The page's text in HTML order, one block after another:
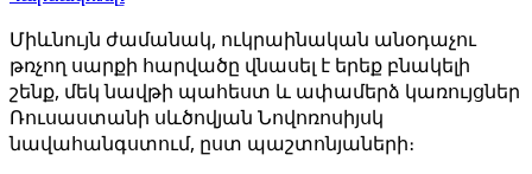
Միևնույն ժամանակ, ուկրաինական անօդաչու
թռչող սարքի հարվածը վնասել է երեք բնակելի
շենք, մեկ նավթի պահեստ և ափամերձ կառույցներ
Ռուսաստանի սևծովյան Նովոռոսիյսկ
նավահանգստում, ըստ պաշտոնյաների։